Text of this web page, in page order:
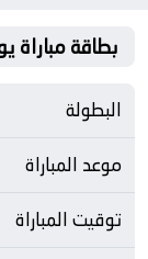
بطاقة مباراة
البطولة
موعد المباراة
توقيت المباراة